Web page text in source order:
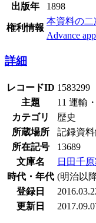
出版年
1898
権利情報
本資料の
Advance
詳細
レコードID 1583299
主題
11 運輸
カテゴリ
歴史
所蔵場所
記録資
所在記号
13689
文庫名
日田千
時代・年代 (明治以
登録日
更新日